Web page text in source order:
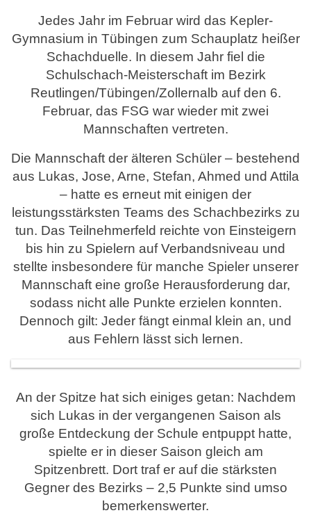
Jedes Jahr im Februar wird das Kepler-
Gymnasium in Tübingen zum Schauplatz heißer
Schachduelle. In diesem Jahr fiel die
Schulschach-Meisterschaft im Bezirk
Reutlingen/Tübingen/Zollernalb auf den 6.
Februar, das FSG war wieder mit zwei
Mannschaften vertreten.
Die Mannschaft der älteren Schüler – bestehend
aus Lukas, Jose, Arne, Stefan, Ahmed und Attila
– hatte es erneut mit einigen der
leistungsstärksten Teams des Schachbezirks zu
tun. Das Teilnehmerfeld reichte von Einsteigern
bis hin zu Spielern auf Verbandsniveau und
stellte insbesondere für manche Spieler unserer
Mannschaft eine große Herausforderung dar,
sodass nicht alle Punkte erzielen konnten.
Dennoch gilt: Jeder fängt einmal klein an, und
aus Fehlern lässt sich lernen.
An der Spitze hat sich einiges getan: Nachdem
sich Lukas in der vergangenen Saison als
große Entdeckung der Schule entpuppt hatte,
spielte er in dieser Saison gleich am
Spitzenbrett. Dort traf er auf die stärksten
Gegner des Bezirks – 2,5 Punkte sind umso
bemerkenswerter.